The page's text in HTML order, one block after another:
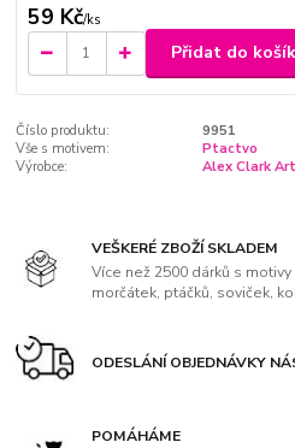
59 Kč/ks
Přidat do
Číslo produktu:
9951
Vše s motivem:
Ptactvo
Výrobce:
Alex Clark Art
VEŠKERÉ ZBOŽÍ SKLADEM
Více než 2500 dárků s
morčátek, ptáčků, soviček,
ODESLÁNÍ OBJEDNÁVKY
POMÁHÁME